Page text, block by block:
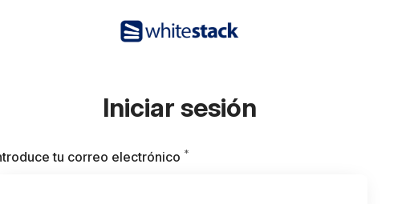
Iniciar sesión
tu correo electrónico *